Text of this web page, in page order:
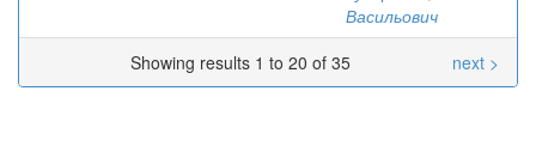
Васильович
Showing results 1 to 20 of 35
next >